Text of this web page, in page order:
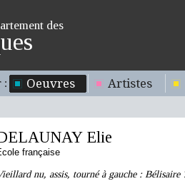
des
: Oeuvres Artistes
Elie
française
nu, assis, tourné à gauche : Bélisaire